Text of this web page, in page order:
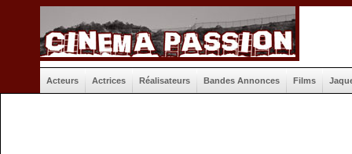
Acteurs Actrices Réalisateurs Bandes Annonces Films